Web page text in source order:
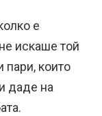
е
искаше той
пари, които
даде на